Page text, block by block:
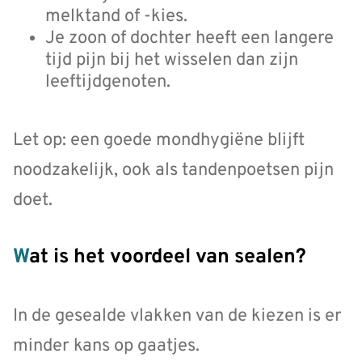
melktand of -kies.
Je zoon of dochter heeft een langere
tijd pijn bij het wisselen dan zijn
leeftijdgenoten.
Let op: een goede mondhygiëne blijft
noodzakelijk, ook als tandenpoetsen pijn
doet.
Wat is het voordeel van sealen?
In de gesealde vlakken van de kiezen is er
minder kans op gaatjes.